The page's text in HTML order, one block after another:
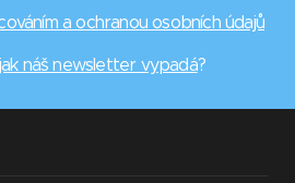
a ochranou osobních údajů
jak náš newsletter vypadá?